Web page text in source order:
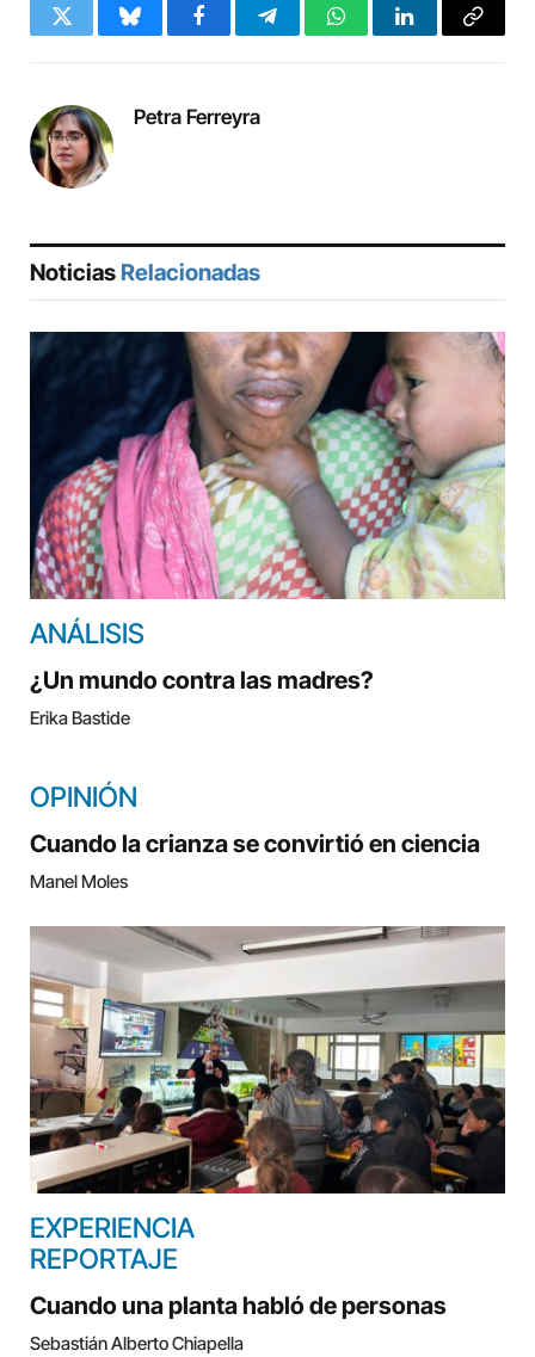
Twitter BlueskyFacebookTelegramWhatsAppLinkedInCopy
Petra Ferreyra
Noticias Relacionadas
ANÁLISIS
¿Un mundo contra las madres?
Erika Bastide
OPINIÓN
Cuando la crianza se convirtió en ciencia
Manel Moles
EXPERIENCIA
REPORTAJE
Cuando una planta habló de personas
Sebastián Alberto Chiapella